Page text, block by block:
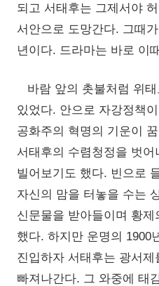
되고 서태후는 그제서야
서안으로 도망간다. 그때
년이다. 드라마는 바로 이
바람 앞의 촛불처럼 위
있었다. 안으로 자강정책
공화주의 혁명의 기운이
서태후의 수렴청정을 벗
빌어보기도 했다. 빈으로
자신의 맘을 터놓을 수는
신문물을 받아들이며 황
했다. 하지만 운명의 1900
진입하자 서태후는 광서
빠져나간다. 그 와중에 태